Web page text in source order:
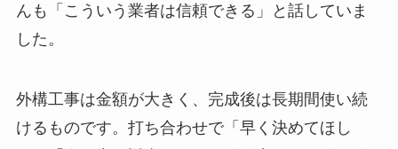
んも「こういう業者は信頼できる」と話していま
した。
外構工事は金額が大きく、完成後は長期間使い続
けるものです。打ち合わせで「早く決めてほし